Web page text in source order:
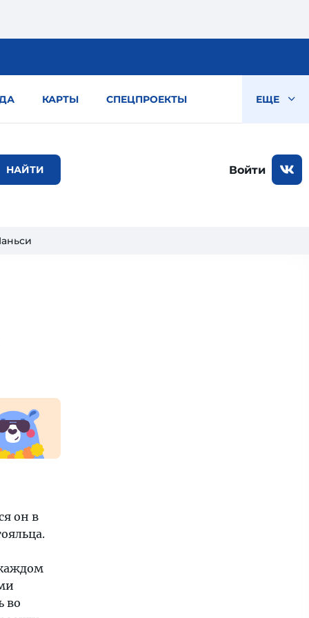
КАРТЫ СПЕЦПРОЕКТЫ ЕЩЕ
Войти
он в
во